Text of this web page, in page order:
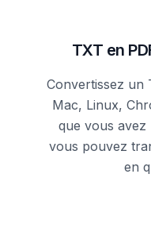
TXT en
Convertissez un
Mac, Linux,
que vous
vous pouvez
en